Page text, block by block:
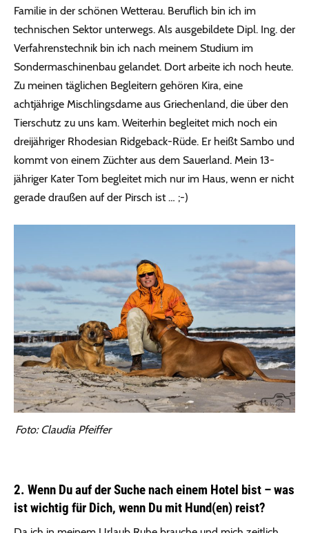
Familie in der schönen Wetterau. Beruflich bin ich im
technischen Sektor unterwegs. Als ausgebildete Dipl. Ing. der
Verfahrenstechnik bin ich nach meinem Studium im
Sondermaschinenbau gelandet. Dort arbeite ich noch heute.
Zu meinen täglichen Begleitern gehören Kira, eine
achtjährige Mischlingsdame aus Griechenland, die über den
Tierschutz zu uns kam. Weiterhin begleitet mich noch ein
dreijähriger Rhodesian Ridgeback-Rüde. Er heißt Sambo und
kommt von einem Züchter aus dem Sauerland. Mein 13-
jähriger Kater Tom begleitet mich nur im Haus, wenn er nicht
gerade draußen auf der Pirsch ist … ;-)
Foto: Claudia Pfeiffer
2. Wenn Du auf der Suche nach einem Hotel bist – was
ist wichtig für Dich, wenn Du mit Hund(en) reist?